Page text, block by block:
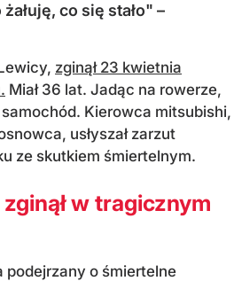
co się stało" –
zginął 23 kwietnia
Miał 36 lat. Jadąc na rowerze,
Kierowca mitsubishi,
usłyszał zarzut
ze skutkiem śmiertelnym.
w tragicznym
o śmiertelne